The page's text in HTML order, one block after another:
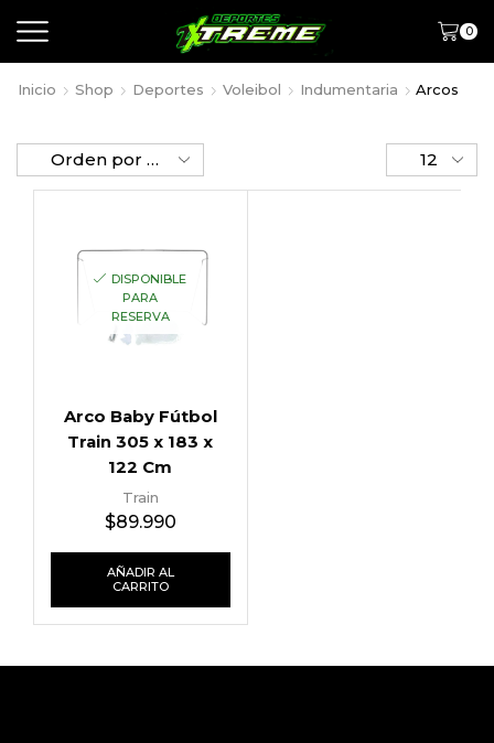
0
Inicio Shop Deportes Voleibol Indumentaria Arcos
DISPONIBLE
PARA
RESERVA
Arco Baby Fútbol
Train 305 x 183 x
122 Cm
Train
$89.990
AÑADIR AL
CARRITO